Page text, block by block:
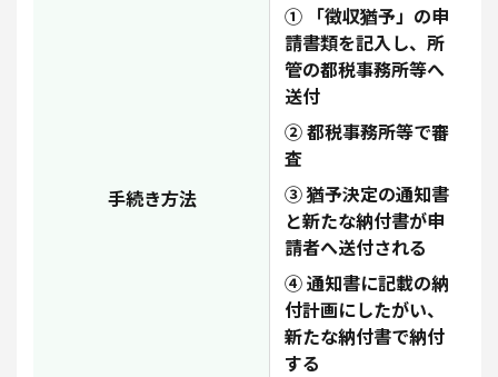
手続き方法
① 「徴収猶予」の申
請書類を記入し、所
管の都税事務所等へ
送付
② 都税事務所等で審
査
③ 猶予決定の通知書
と新たな納付書が申
請者へ送付される
④ 通知書に記載の納
付計画にしたがい、
新たな納付書で納付
する